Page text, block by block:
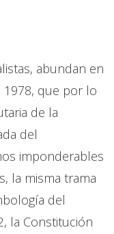
abundan en
1978, que por lo
de la
del
imponderables
la misma trama
del
la Constitución